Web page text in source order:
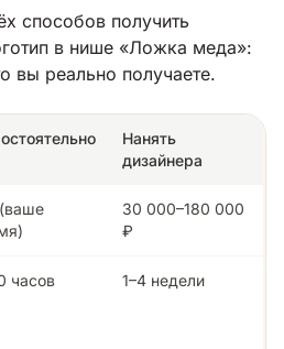
способов получить
в нише «Ложка меда»:
вы реально получаете.
Нанять
дизайнера
30 000–180 000
₽
часов 1–4 недели